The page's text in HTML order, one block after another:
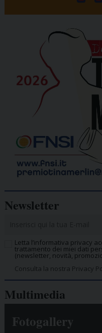
Newsletter
Letta l’informativa privacy
trattamento dei miei dati
(newsletter, novità,
Consulta la nostra Privacy
Multimedia
Fotogallery